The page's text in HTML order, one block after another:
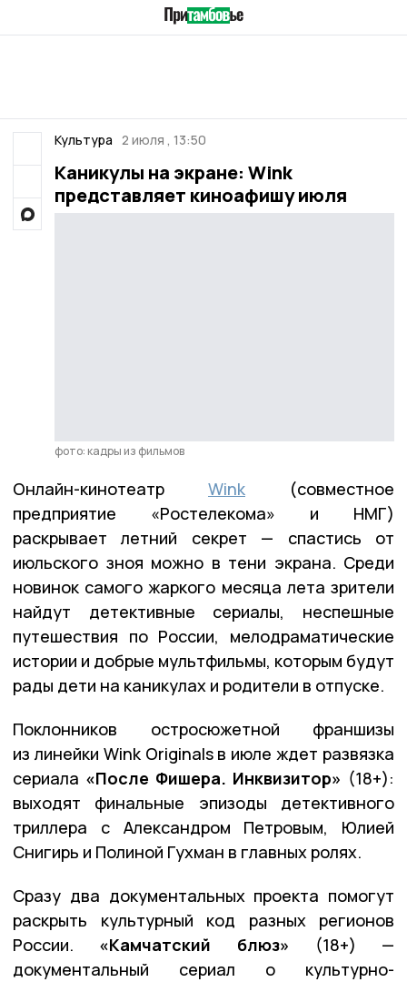
Культура 2 июля , 13:50
Каникулы на экране: Wink
представляет киноафишу июля
фото: кадры из фильмов
Онлайн-кинотеатр Wink (совместное
предприятие «Ростелекома» и НМГ)
раскрывает летний секрет — спастись от
июльского зноя можно в тени экрана. Среди
новинок самого жаркого месяца лета зрители
найдут детективные сериалы, неспешные
путешествия по России, мелодраматические
истории и добрые мультфильмы, которым будут
рады дети на каникулах и родители в отпуске.
Поклонников остросюжетной франшизы
из линейки Wink Originals в июле ждет развязка
сериала «После Фишера. Инквизитор» (18+):
выходят финальные эпизоды детективного
триллера с Александром Петровым, Юлией
Снигирь и Полиной Гухман в главных ролях.
Сразу два документальных проекта помогут
раскрыть культурный код разных регионов
России. «Камчатский блюз» (18+) —
документальный сериал о культурно-